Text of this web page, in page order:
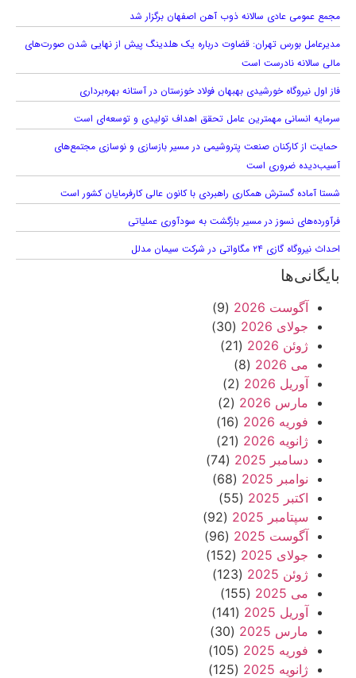
مجمع عمومی عادی سالانه ذوب آهن اصفهان برگزار شد
مدیرعامل بورس تهران: قضاوت درباره یک هلدینگ پیش از نهایی شدن صورت‌های
مالی سالانه نادرست است
فاز اول نیروگاه خورشیدی بهبهان فولاد خوزستان در آستانه بهره‌برداری
سرمایه انسانی مهمترین عامل تحقق اهداف تولیدی و توسعه‌ای است
حمایت از کارکنان صنعت پتروشیمی در مسیر بازسازی و نوسازی مجتمع‌های
آسیب‌دیده ضروری است
شستا آماده گسترش همکاری راهبردی با کانون عالی کارفرمایان کشور است
فرآورده‌های نسوز در مسیر بازگشت به سودآوری عملیاتی
احداث نیروگاه گازی ۲۴ مگاواتی در شرکت سیمان مدلل
بایگانی‌ها
آگوست 2026
(9)
جولای 2026
(30)
ژوئن 2026
(21)
می 2026
(8)
آوریل 2026
(2)
مارس 2026
(2)
فوریه 2026
(16)
ژانویه 2026
(21)
دسامبر 2025
(74)
نوامبر 2025
(68)
اکتبر 2025
(55)
سپتامبر 2025
(92)
آگوست 2025
(96)
جولای 2025
(152)
ژوئن 2025
(123)
می 2025
(155)
آوریل 2025
(141)
مارس 2025
(30)
فوریه 2025
(105)
ژانویه 2025
(125)